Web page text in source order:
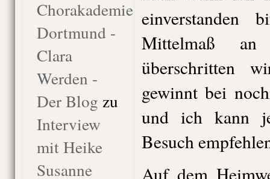
Chorakademie
Dortmund -
Clara
Werden -
Der Blog zu
Interview
mit Heike
Susanne
einverstanden
Mittelmaß
überschritten
gewinnt bei
und ich kann
Besuch
Auf dem